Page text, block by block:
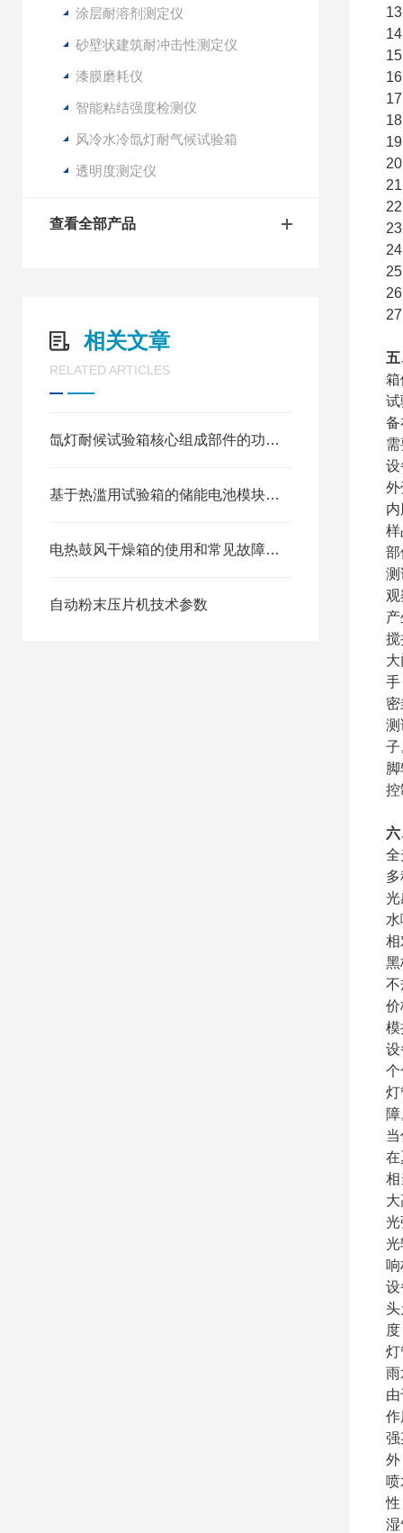
涂层耐溶剂测定仪
砂壁状建筑耐冲击性测定仪
漆膜磨耗仪
智能粘结强度检测仪
风冷水冷氙灯耐气候试验箱
透明度测定仪
查看全部产品
相关文章
RELATED ARTICLES
氙灯耐候试验箱核心组成部件的功能特点详解
基于热滥用试验箱的储能电池模块安全性能检测方法
电热鼓风干燥箱的使用和常见故障检查
自动粉末压片机技术参数
箱
试
备
设
外
样
部
测
观
搅
手
测
子
控
六
全
光
相
黑
不
价
模
设
个
灯
在
相
光
光
设
头
灯
雨
作
强
外
性
湿